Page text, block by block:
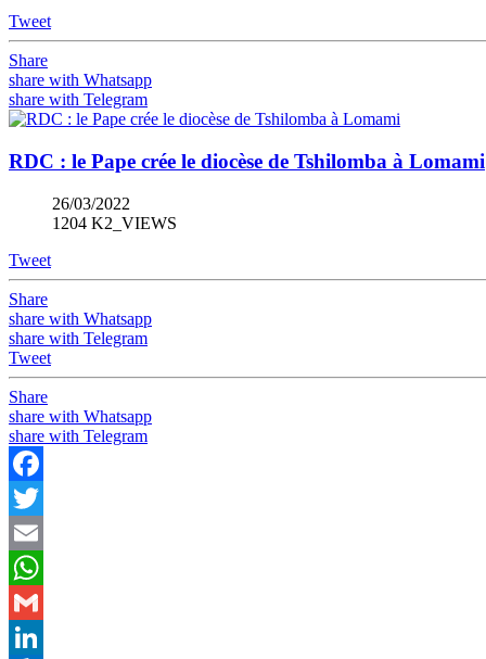
Tweet
Share
share with Whatsapp
share with Telegram
RDC : le Pape crée le diocèse de Tshilomba à Lomami
26/03/2022
1204 K2_VIEWS
Tweet
Share
share with Whatsapp
share with Telegram
Tweet
Share
share with Whatsapp
share with Telegram
Facebook
Twitter
Email
WhatsApp
Gmail